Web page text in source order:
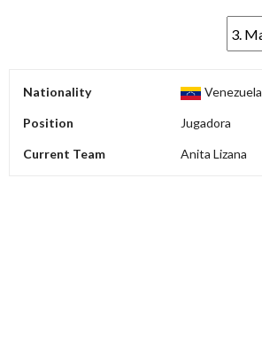
Nationality Venezuela
Position Jugadora
Current Team Anita Lizana